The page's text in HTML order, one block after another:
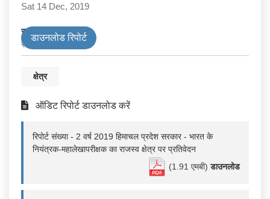
Sat 14 Dec, 2019
सरकार के प्रकार
राज्य
डाउनलोड रिपोर्ट
क्षेत्र
ऑडिट रिपोर्ट डाउनलोड करें
रिपोर्ट संख्या - 2 वर्ष 2019 हिमाचल प्रदेश सरकार - भारत के
नियंत्रक-महालेखापरीक्षक का राजस्व क्षेत्र पर प्रतिवेदन
(1.91 एमबी)डाउनलोड